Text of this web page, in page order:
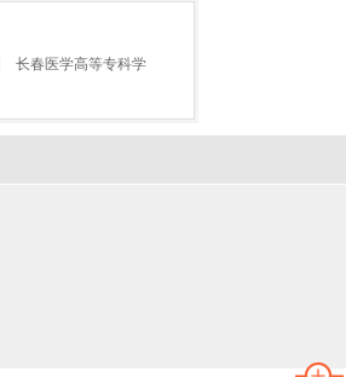
长春医学高等专科学